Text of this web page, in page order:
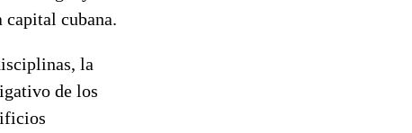
capital cubana.
la
de los